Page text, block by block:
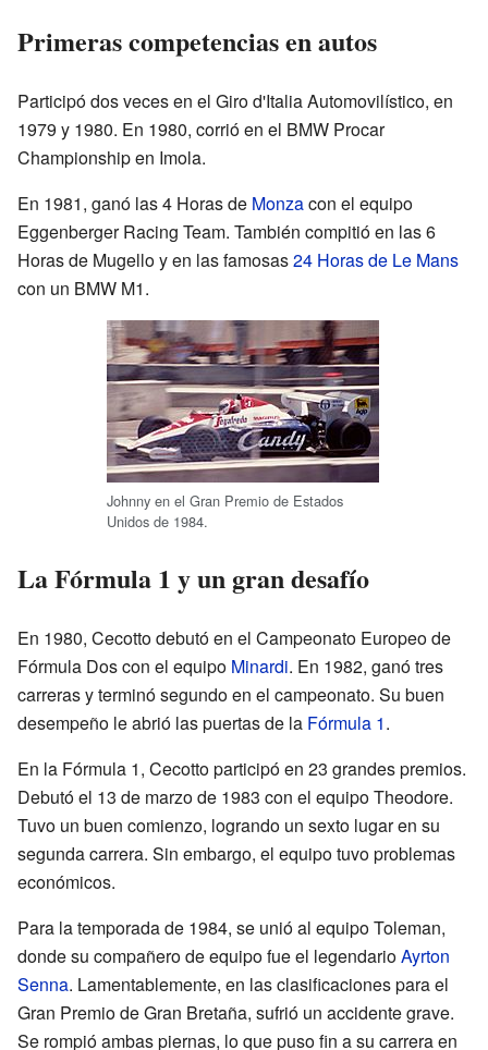
Primeras competencias en autos
Participó dos veces en el Giro d'Italia Automovilístico, en
1979 y 1980. En 1980, corrió en el BMW Procar
Championship en Imola.
En 1981, ganó las 4 Horas de Monzacon el equipo
Eggenberger Racing Team. También compitió en las 6
Horas de Mugello y en las famosas24 Horas de Le Mans
con un BMW M1.
Johnny en el Gran Premio de Estados
Unidos de 1984.
La Fórmula 1 y un gran desafío
En 1980, Cecotto debutó en el Campeonato Europeo de
Fórmula Dos con el equipo Minardi. En 1982, ganó tres
carreras y terminó segundo en el campeonato. Su buen
desempeño le abrió las puertas de la Fórmula 1.
En la Fórmula 1, Cecotto participó en 23 grandes premios.
Debutó el 13 de marzo de 1983 con el equipo Theodore.
Tuvo un buen comienzo, logrando un sexto lugar en su
segunda carrera. Sin embargo, el equipo tuvo problemas
económicos.
Para la temporada de 1984, se unió al equipo Toleman,
donde su compañero de equipo fue el legendarioAyrton
Senna. Lamentablemente, en las clasificaciones para el
Gran Premio de Gran Bretaña, sufrió un accidente grave.
Se rompió ambas piernas, lo que puso fin a su carrera en